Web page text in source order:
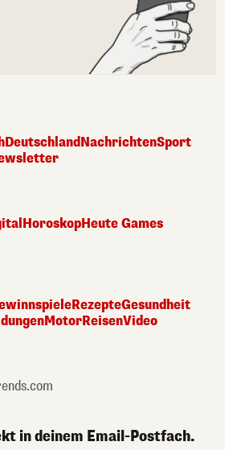
DeutschlandNachrichtenSport
HoroskopHeute Games
RezepteGesundheit
MotorReisenVideo
in deinem Email-Postfach.